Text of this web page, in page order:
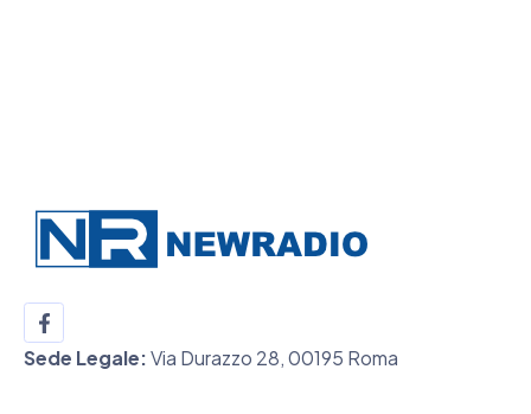
Sede Legale:Via Durazzo 28, 00195 Roma